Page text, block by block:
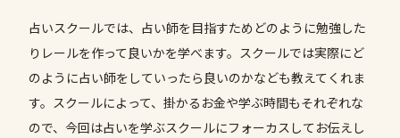
占いスクールでは、占い師を目指すためどのように勉強した
りレールを作って良いかを学べます。スクールでは実際にど
のように占い師をしていったら良いのかなども教えてくれま
す。スクールによって、掛かるお金や学ぶ時間もそれぞれな
ので、今回は占いを学ぶスクールにフォーカスしてお伝えし